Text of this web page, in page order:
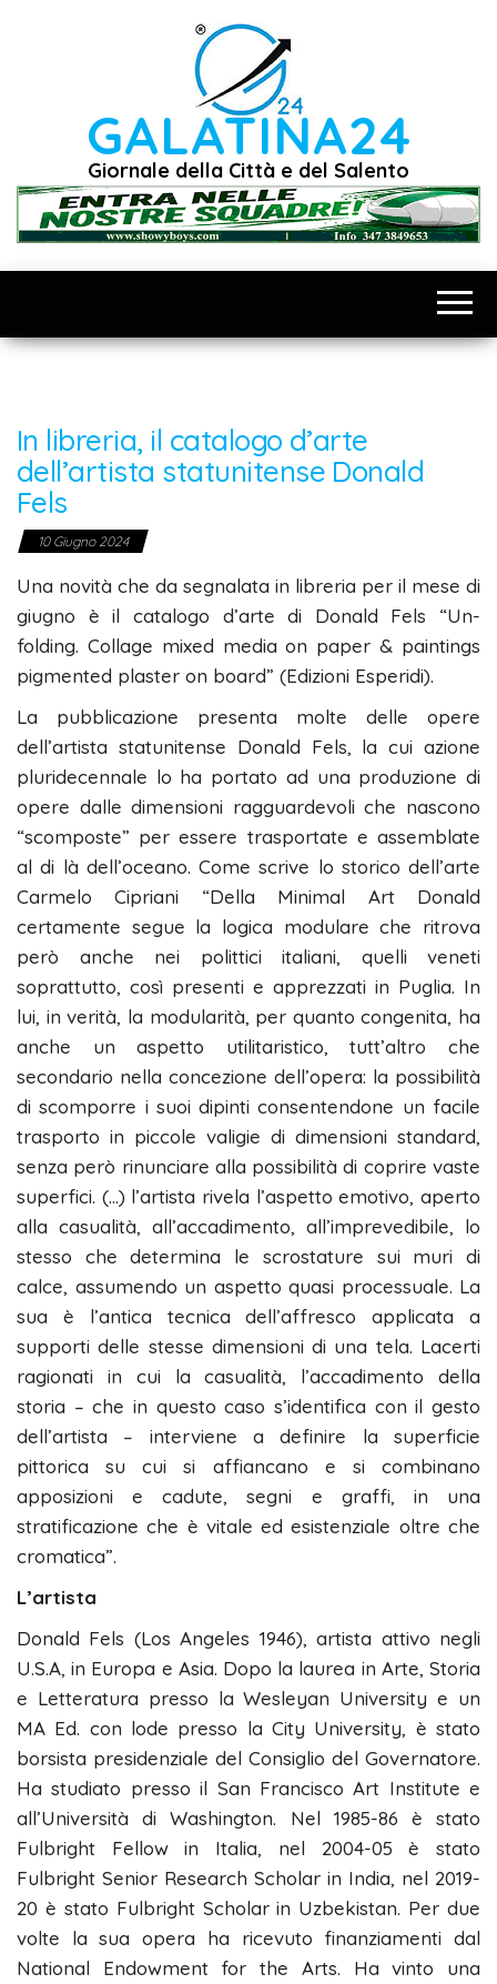
GALATINA24
Giornale della Città e del Salento
In libreria, il catalogo d’arte
dell’artista statunitense Donald
Fels
10 Giugno 2024
Una novità che da segnalata in libreria per il mese di
giugno è il catalogo d’arte di Donald Fels “Un-
folding. Collage mixed media on paper & paintings
pigmented plaster on board” (Edizioni Esperidi).
La pubblicazione presenta molte delle opere
dell’artista statunitense Donald Fels, la cui azione
pluridecennale lo ha portato ad una produzione di
opere dalle dimensioni ragguardevoli che nascono
“scomposte” per essere trasportate e assemblate
al di là dell’oceano. Come scrive lo storico dell’arte
Carmelo Cipriani “Della Minimal Art Donald
certamente segue la logica modulare che ritrova
però anche nei polittici italiani, quelli veneti
soprattutto, così presenti e apprezzati in Puglia. In
lui, in verità, la modularità, per quanto congenita, ha
anche un aspetto utilitaristico, tutt’altro che
secondario nella concezione dell’opera: la possibilità
di scomporre i suoi dipinti consentendone un facile
trasporto in piccole valigie di dimensioni standard,
senza però rinunciare alla possibilità di coprire vaste
superfici. (…) l’artista rivela l’aspetto emotivo, aperto
alla casualità, all’accadimento, all’imprevedibile, lo
stesso che determina le scrostature sui muri di
calce, assumendo un aspetto quasi processuale. La
sua è l’antica tecnica dell’affresco applicata a
supporti delle stesse dimensioni di una tela. Lacerti
ragionati in cui la casualità, l’accadimento della
storia – che in questo caso s’identifica con il gesto
dell’artista – interviene a definire la superficie
pittorica su cui si affiancano e si combinano
apposizioni e cadute, segni e graffi, in una
stratificazione che è vitale ed esistenziale oltre che
cromatica”.
L’artista
Donald Fels (Los Angeles 1946), artista attivo negli
U.S.A, in Europa e Asia. Dopo la laurea in Arte, Storia
e Letteratura presso la Wesleyan University e un
MA Ed. con lode presso la City University, è stato
borsista presidenziale del Consiglio del Governatore.
Ha studiato presso il San Francisco Art Institute e
all’Università di Washington. Nel 1985-86 è stato
Fulbright Fellow in Italia, nel 2004-05 è stato
Fulbright Senior Research Scholar in India, nel 2019-
20 è stato Fulbright Scholar in Uzbekistan. Per due
volte la sua opera ha ricevuto finanziamenti dal
National Endowment for the Arts. Ha vinto una